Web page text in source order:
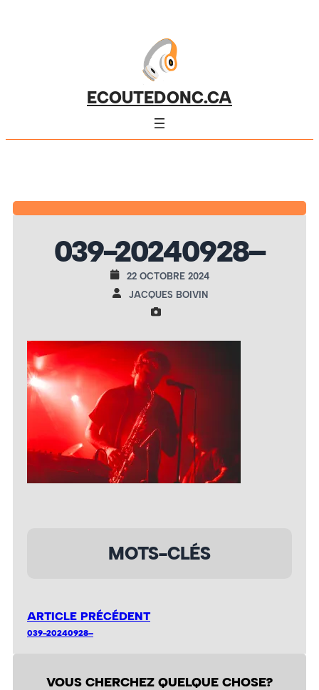
ECOUTEDONC.CA
039-20240928–
22 OCTOBRE 2024
JACQUES BOIVIN
MOTS-CLÉS
ARTICLE PRÉCÉDENT
039-20240928–
VOUS CHERCHEZ QUELQUE CHOSE?